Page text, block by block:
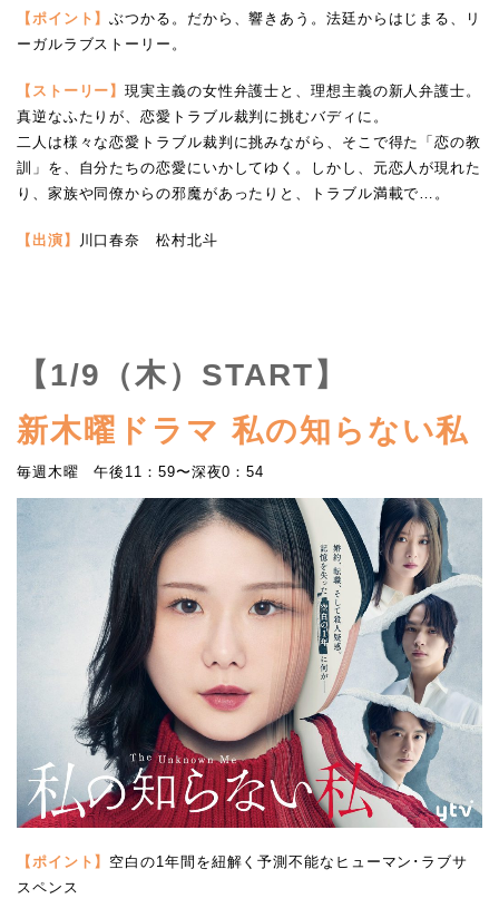
【ポイント】ぶつかる。だから、響きあう。法廷からはじまる、リ
ーガルラブストーリー。
【ストーリー】現実主義の女性弁護士と、理想主義の新人弁護士。
真逆なふたりが、恋愛トラブル裁判に挑むバディに。
二人は様々な恋愛トラブル裁判に挑みながら、そこで得た「恋の教
訓」を、自分たちの恋愛にいかしてゆく。しかし、元恋人が現れた
り、家族や同僚からの邪魔があったりと、トラブル満載で…。
【出演】 川口春奈 松村北斗
【1/9（木）START】
新木曜ドラマ 私の知らない私
毎週木曜 午後11：59〜深夜0：54
【ポイント】 空白の1年間を紐解く予測不能なヒューマン･ラブサ
スペンス